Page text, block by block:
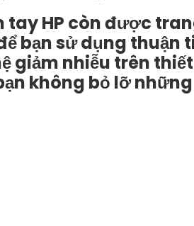
HP còn được
bạn sử dụng thuận
giảm nhiễu trên
không bỏ lỡ